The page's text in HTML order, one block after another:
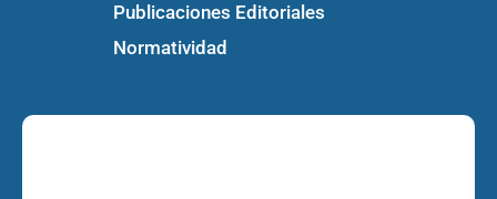
Publicaciones Editoriales
Normatividad